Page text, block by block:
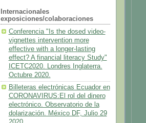
Internacionales
exposiciones/colaboraciones
Conferencia "Is the dosed video-
vignettes intervention more
effective with a longer-lasting
effect? A financial literacy Study"
ICETC2020. Londres Inglaterra.
Octubre 2020.
Billeteras electrónicas Ecuador en
CORONAVIRUS:El rol del dinero
electrónico. Observatorio de la
dolarización. México DF, Julio 29